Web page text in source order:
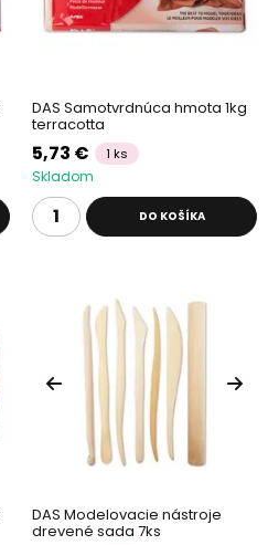
DAS Samotvrdnúca hmota 1kg
terracotta
5,73 € 1 ks
Skladom
DO KOŠÍKA
DAS Modelovacie nástroje
drevené sada 7ks